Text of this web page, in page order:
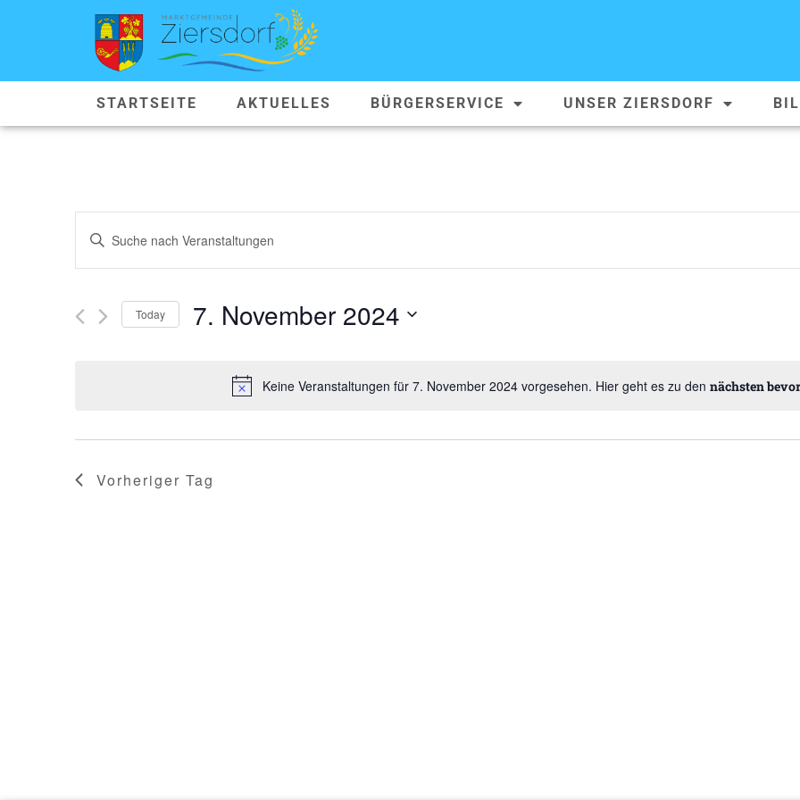
STARTSEITE AKTUELLES BÜRGERSERVICE UNSER ZIERSDORF
Keine Veranstaltungen für 7. November 2024 vorgesehen. Hier geht es zu den nächsten
VERANSTALTUNGEN
SUCHE
UND
ANSICHTEN,
Geben
Sie
Schlüsselwort.
Veranstaltungen
Schlüsselwort.
Today 7. November 2024
Vorheriger Tag